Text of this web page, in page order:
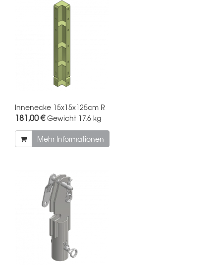
Innenecke 15x15x125cm R
181,00 €Gewicht 17.6 kg
Mehr Informationen